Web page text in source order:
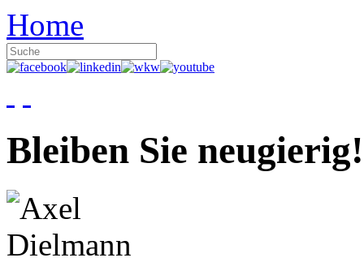
Home
Bleiben Sie neugierig!